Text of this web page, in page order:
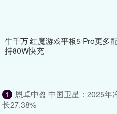
牛千万 红魔游戏平板5 Pro更多
持80W快充
1
恩卓中盈 中国卫星：2025年
长27.38%